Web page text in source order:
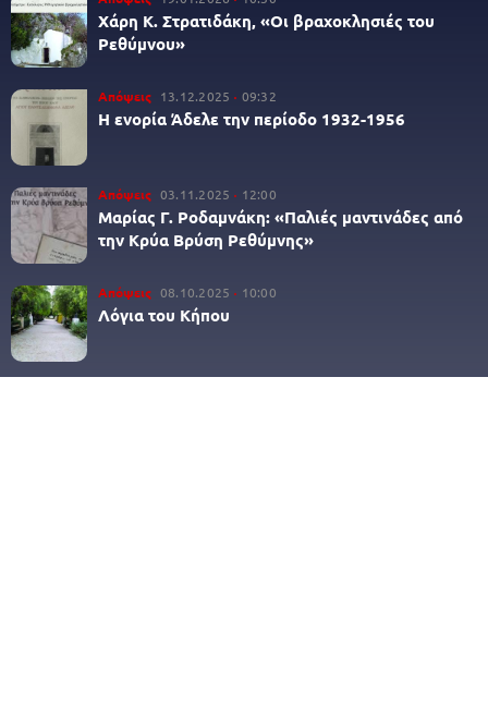
Χάρη Κ. Στρατιδάκη, «Οι βραχοκλησιές του
Ρεθύμνου»
Απόψεις 13.12.2025 09:32
Η ενορία Άδελε την περίοδο 1932-1956
Απόψεις 03.11.2025 12:00
Μαρίας Γ. Ροδαμνάκη: «Παλιές μαντινάδες από
την Κρύα Βρύση Ρεθύμνης»
Απόψεις 08.10.2025 10:00
Λόγια του Κήπου